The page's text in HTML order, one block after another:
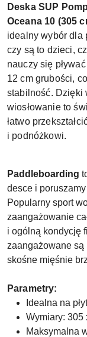
Deska SUP
Oceana 10 (305
idealny wybór dla
czy są to dzieci,
nauczy się
12 cm grubości,
stabilność. Dzięki
wiosłowanie to
łatwo
i podnóżkowi.
Paddleboarding
desce i poruszamy
Popularny sport
zaangażowanie
i ogólną kondycję
zaangażowane są
skośne mięśnie
Parametry:
Idealna na
Wymiary: 305
Maksymalna